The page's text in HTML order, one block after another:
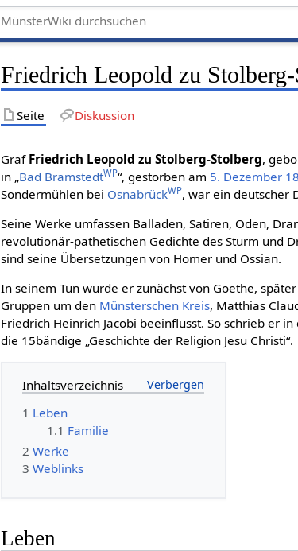
Friedrich Leopold zu
Seite Diskussion
Graf Friedrich Leopold zu Stolberg-Stolberg,
in „ Bad BramstedtWP“, gestorben am 5. Dezember
Sondermühlen bei OsnabrückWP, war ein deutscher
Seine Werke umfassen Balladen, Satiren, Oden,
revolutionär-pathetischen Gedichte des Sturm und
sind seine Übersetzungen von Homer und Ossian.
In seinem Tun wurde er zunächst von Goethe,
Gruppen um den Münsterschen Kreis, Matthias
Friedrich Heinrich Jacobi beeinflusst. So schrieb er in
die 15bändige „Geschichte der Religion Jesu Christi“.
Inhaltsverzeichnis
1 Leben
1.1 Familie
2 Werke
3 Weblinks
Leben